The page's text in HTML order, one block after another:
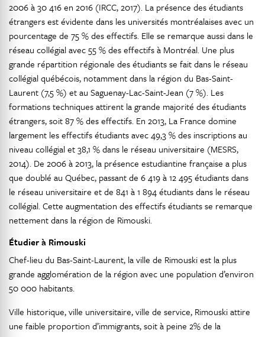
2006 à 30 416 en 2016 (IRCC, 2017). La présence des étudiants
étrangers est évidente dans les universités montréalaises avec un
pourcentage de 75 % des effectifs. Elle se remarque aussi dans le
réseau collégial avec 55 % des effectifs à Montréal. Une plus
grande répartition régionale des étudiants se fait dans le réseau
collégial québécois, notamment dans la région du Bas-Saint-
Laurent (7,5 %) et au Saguenay-Lac-Saint-Jean (7 %). Les
formations techniques attirent la grande majorité des étudiants
étrangers, soit 87 % des effectifs. En 2013, La France domine
largement les effectifs étudiants avec 49,3 % des inscriptions au
niveau collégial et 38,1 % dans le réseau universitaire (MESRS,
2014). De 2006 à 2013, la présence estudiantine française a plus
que doublé au Québec, passant de 6 419 à 12 495 étudiants dans
le réseau universitaire et de 841 à 1 894 étudiants dans le réseau
collégial. Cette augmentation des effectifs étudiants se remarque
nettement dans la région de Rimouski.
Étudier à Rimouski
Chef-lieu du Bas-Saint-Laurent, la ville de Rimouski est la plus
grande agglomération de la région avec une population d’environ
50 000 habitants.
Ville historique, ville universitaire, ville de service, Rimouski attire
une faible proportion d’immigrants, soit à peine 2% de la